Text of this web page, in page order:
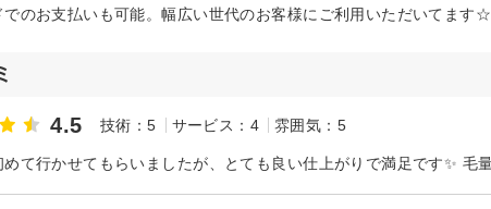
でのお支払いも可能。幅広い世代のお客様にご利用いただいてます☆
4.5 技術：5 サービス：4 雰囲気：5